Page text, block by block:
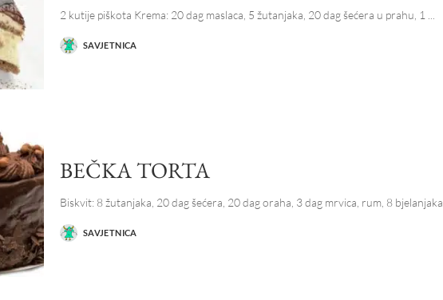
2 kutije piškota Krema: 20 dag maslaca, 5 žutanjaka, 20 dag šećera u prahu, 1
POSTED
BY
SAVJETNICA
BEČKA TORTA
Biskvit: 8 žutanjaka, 20 dag šećera, 20 dag oraha, 3 dag mrvica, rum, 8 bjelanjaka
POSTED
BY
SAVJETNICA